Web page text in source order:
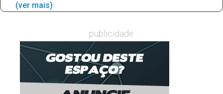
(ver mais)
publicidade